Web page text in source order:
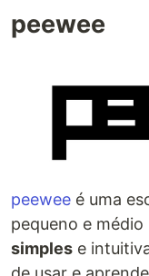
peewee
peewee é uma
pequeno e
simples e